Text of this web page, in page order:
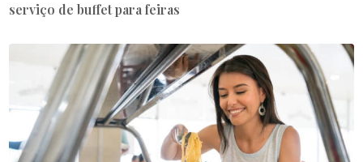
serviço de buffet para feiras